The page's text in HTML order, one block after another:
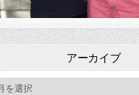
アーカイブ
カイブ